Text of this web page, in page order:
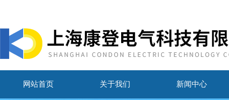
网站首页 关于我们 新闻中心